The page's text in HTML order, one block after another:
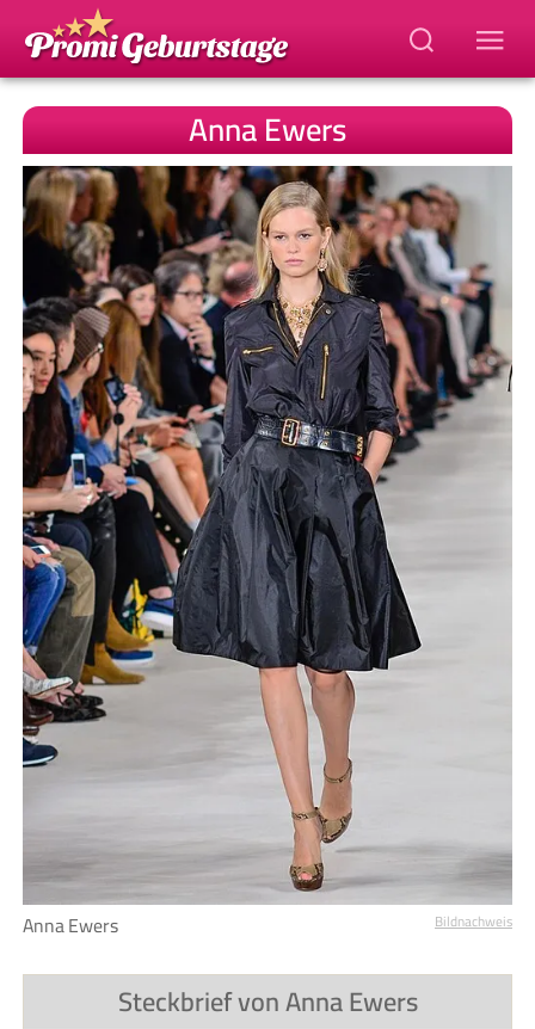
Anna Ewers
Anna Ewers Bildnachweis
Steckbrief von Anna Ewers